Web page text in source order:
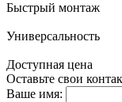
Быстрый монтаж
Универсальность
Доступная цена
Оставьте свои
Ваше имя: